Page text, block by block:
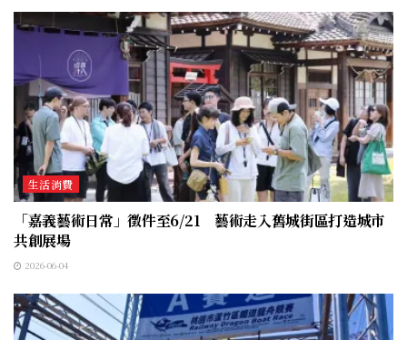
生活消費
「嘉義藝術日常」徵件至6/21 藝術走入舊城街區打造城市
共創展場
2026-06-04